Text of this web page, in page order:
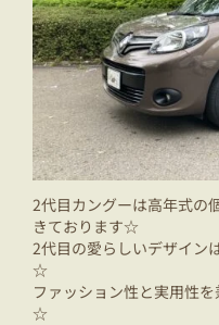
2代目カングーは高年式の
きております☆
2代目の愛らしいデザイン
☆
ファッション性と実用性
☆